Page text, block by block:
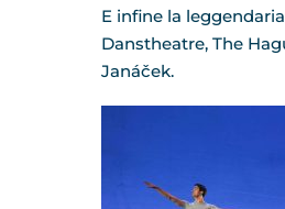
E infine la leggendaria
Danstheatre, The
Janáček.